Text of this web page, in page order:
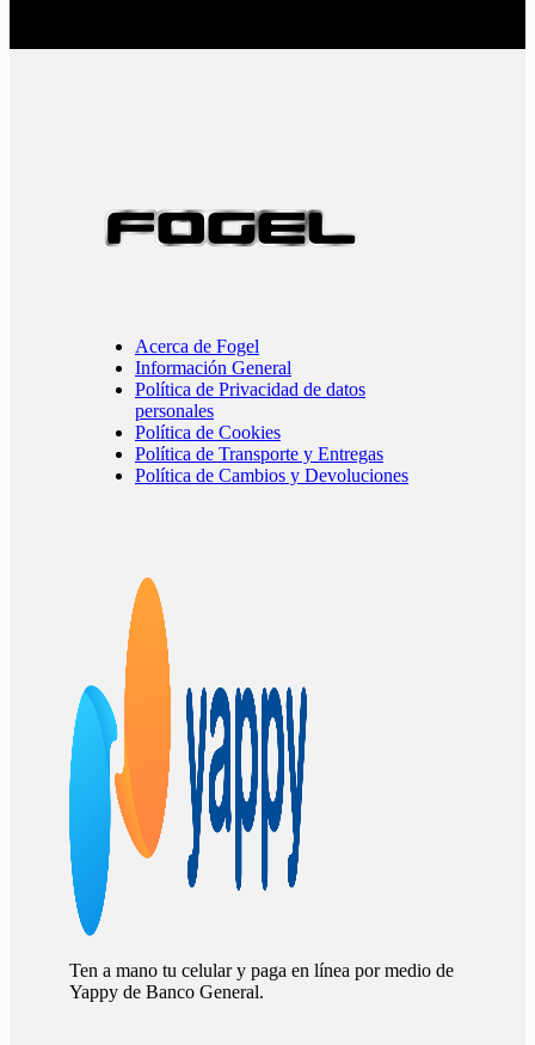
Acerca de Fogel
Información General
Política de Privacidad de datos
personales
Política de Cookies
Política de Transporte y Entregas
Política de Cambios y Devoluciones
Ten a mano tu celular y paga en línea por medio de
Yappy de Banco General.